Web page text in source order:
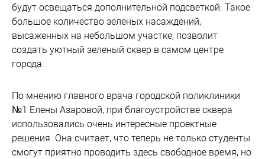
будут освещаться дополнительной подсветкой. Такое
большое количество зеленых насаждений,
высаженных на небольшом участке, позволит
создать уютный зеленый сквер в самом центре
города.
По мнению главного врача городской поликлиники
№1 Елены Азаровой, при благоустройстве сквера
использовались очень интересные проектные
решения. Она считает, что теперь не только студенты
смогут приятно проводить здесь свободное время, но